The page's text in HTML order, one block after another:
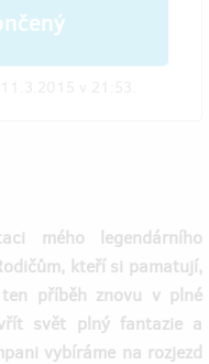
mého legendárního
kteří si pamatují,
příběh znovu v plné
svět plný fantazie a
vybíráme na rozjezd